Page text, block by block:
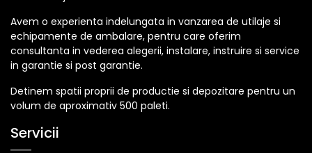
Avem o experienta indelungata in vanzarea de utilaje si
echipamente de ambalare, pentru care oferim
consultanta in vederea alegerii, instalare, instruire si service
in garantie si post garantie.
Detinem spatii proprii de productie si depozitare pentru un
volum de aproximativ 500 paleti.
Servicii